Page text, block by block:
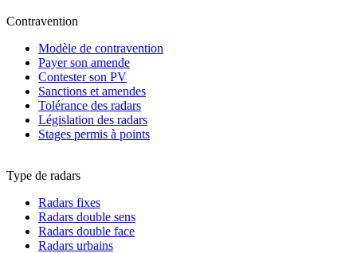
Contravention
Modèle de contravention
Payer son amende
Contester son PV
Sanctions et amendes
Tolérance des radars
Législation des radars
Stages permis à points
Type de radars
Radars fixes
Radars double sens
Radars double face
Radars urbains